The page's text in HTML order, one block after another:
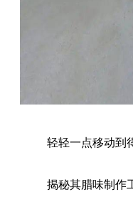
轻轻一点移动到
揭秘其腊味制作